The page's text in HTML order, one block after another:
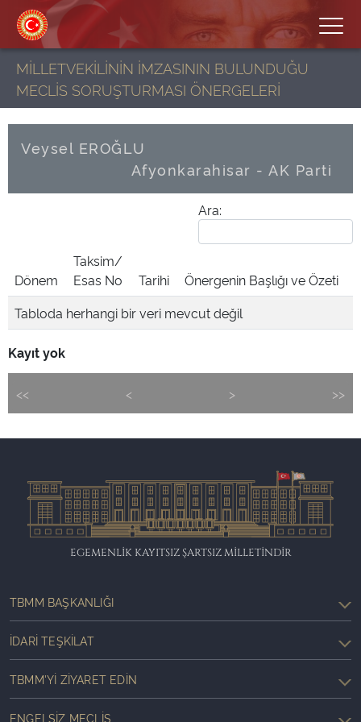
MİLLETVEKİLİNİN İMZASININ BULUNDUĞU
MECLİS SORUŞTURMASI ÖNERGELERİ
Veysel EROĞLU
Afyonkarahisar - AK Parti
Ara:
Dönem
Taksim/
Esas No
Tarihi
Önergenin Başlığı ve Özeti
Tabloda herhangi bir veri mevcut değil
Kayıt yok
<< < > >>
EGEMENLİK KAYITSIZ ŞARTSIZ MİLLETİNDİR
TBMM BAŞKANLIĞI
İDARI TEŞKILAT
TBMM'YI ZIYARET EDIN
ENGELSIZ MECLIS